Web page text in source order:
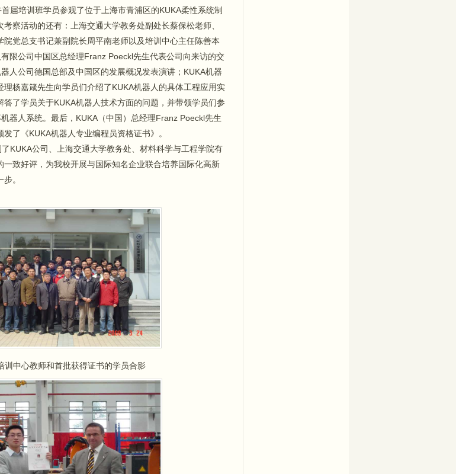
培训班学员参观了位于上海市青浦区的KUKA柔性系统制
察活动的还有：上海交通大学教务处副处长蔡保松老师、
院党总支书记兼副院长周平南老师以及培训中心主任陈善本
限公司中国区总经理Franz Poeckl先生代表公司向来访的交
人公司德国总部及中国区的发展概况发表演讲；KUKA机器
理杨嘉箴先生向学员们介绍了KUKA机器人的具体工程应用实
了学员关于KUKA机器人技术方面的问题，并带领学员们参
器人系统。最后，KUKA（中国）总经理Franz Poeckl先生
了《KUKA机器人专业编程员资格证书》。
公司、上海交通大学教务处、材料科学与工程学院有
一致好评，为我校开展与国际知名企业联合培养国际化高新
。
训中心教师和首批获得证书的学员合影